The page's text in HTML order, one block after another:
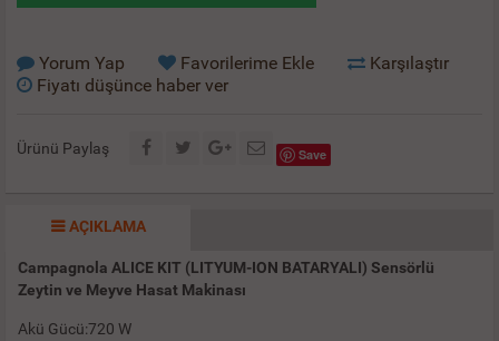
Yorum Yap Favorilerime Ekle
Karşılaştır
Fiyatı düşünce haber ver
Ürünü Paylaş Save
AÇIKLAMA
Campagnola ALICE KIT (LITYUM-ION BATARYALI) Sensörlü
Zeytin ve Meyve Hasat Makinası
Akü Gücü:720 W